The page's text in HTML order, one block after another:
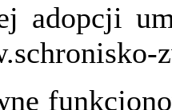
adopcji